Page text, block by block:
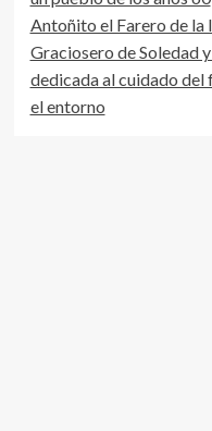
Antoñito el Farero de la
Graciosero de Soledad
dedicada al cuidado del
el entorno